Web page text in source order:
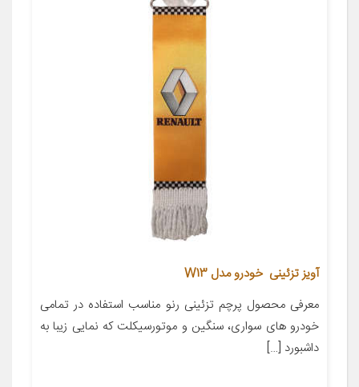
آویز تزئینی خودرو مدل W13
معرفی محصول پرچم تزئینی رنو مناسب استفاده در تمامی
خودرو های سواری، سنگین و موتورسیکلت که نمایی زیبا به
داشبورد […]